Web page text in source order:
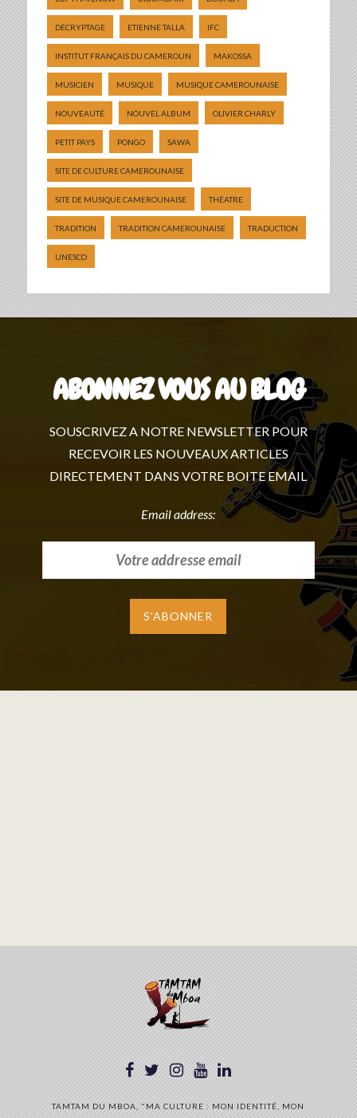
DÉCRYPTAGE ETIENNE TALLA IFC
INSTITUT FRANÇAIS DU CAMEROUN MAKOSSA
MUSICIEN MUSIQUE MUSIQUE CAMEROUNAISE
NOUVEAUTÉ NOUVEL ALBUM OLIVIER CHARLY
PETIT PAYS PONGO SAWA
SITE DE CULTURE CAMEROUNAISE
SITE DE MUSIQUE CAMEROUNAISE THÉATRE
TRADITION TRADITION CAMEROUNAISE TRADUCTION
UNESCO
ABONNEZ VOUS AU BLOG
SOUSCRIVEZ A NOTRE NEWSLETTER POUR
RECEVOIR LES NOUVEAUX ARTICLES
DIRECTEMENT DANS VOTRE BOITE EMAIL
Email address:
TAMTAM DU MBOA, "MA CULTURE : MON IDENTITÉ, MON